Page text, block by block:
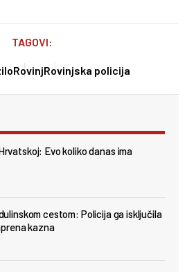
TAGOVI:
RovinjRovinjska policija
Evo koliko danas ima
cestom: Policija ga isključila
kazna